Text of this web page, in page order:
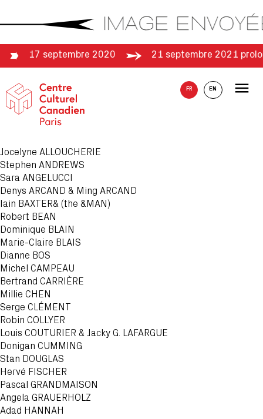
17 septembre 2020 21 septembre 2021
FR EN
Menu
Jocelyne ALLOUCHERIE
Stephen ANDREWS
Sara ANGELUCCI
Denys ARCAND & Ming ARCAND
Iain BAXTER& (the &MAN)
Robert BEAN
Dominique BLAIN
Marie-Claire BLAIS
Dianne BOS
Michel CAMPEAU
Bertrand CARRIÈRE
Millie CHEN
Serge CLÉMENT
Robin COLLYER
Louis COUTURIER & Jacky G. LAFARGUE
Donigan CUMMING
Stan DOUGLAS
Hervé FISCHER
Pascal GRANDMAISON
Angela GRAUERHOLZ
Adad HANNAH